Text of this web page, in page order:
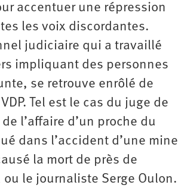
accentuer une répression
les voix discordantes.
judiciaire qui a travaillé
impliquant des personnes
se retrouve enrôlé de
Tel est le cas du juge de
l’affaire d’un proche du
dans l’accident d’une mine
la mort de près de
le journaliste Serge Oulon.